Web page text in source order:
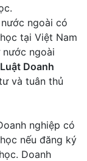
ngoài có
tại Việt Nam
nước ngoài
Luật Doanh
và tuân thủ
nghiệp có
nếu đăng ký
Doanh